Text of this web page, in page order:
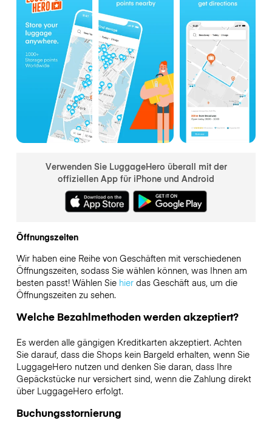
Verwenden Sie LuggageHero überall mit der
offiziellen App für iPhone und Android
Öffnungszeiten
Wir haben eine Reihe von Geschäften mit verschiedenen
Öffnungszeiten, sodass Sie wählen können, was Ihnen am
besten passt! Wählen Sie hierdas Geschäft aus, um die
Öffnungszeiten zu sehen.
Welche Bezahlmethoden werden akzeptiert?
Es werden alle gängigen Kreditkarten akzeptiert. Achten
Sie darauf, dass die Shops kein Bargeld erhalten, wenn Sie
LuggageHero nutzen und denken Sie daran, dass Ihre
Gepäckstücke nur versichert sind, wenn die Zahlung direkt
über LuggageHero erfolgt.
Buchungsstornierung